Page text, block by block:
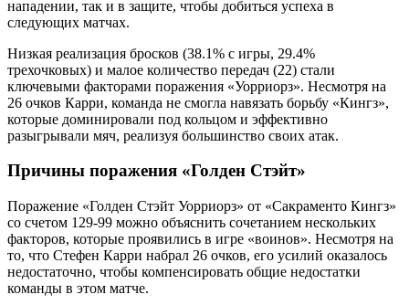
нападении, так и в защите, чтобы добиться успеха в
следующих матчах.
Низкая реализация бросков (38.1% с игры, 29.4%
трехочковых) и малое количество передач (22) стали
ключевыми факторами поражения «Уорриорз». Несмотря на
26 очков Карри, команда не смогла навязать борьбу «Кингз»,
которые доминировали под кольцом и эффективно
разыгрывали мяч, реализуя большинство своих атак.
Причины поражения «Голден Стэйт»
Поражение «Голден Стэйт Уорриорз» от «Сакраменто Кингз»
со счетом 129-99 можно объяснить сочетанием нескольких
факторов, которые проявились в игре «воинов». Несмотря на
то, что Стефен Карри набрал 26 очков, его усилий оказалось
недостаточно, чтобы компенсировать общие недостатки
команды в этом матче.